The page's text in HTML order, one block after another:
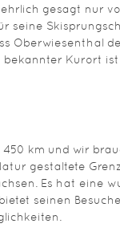
gesagt nur
seine
Oberwiesenthal
bekannter Kurort
km und wir
gestaltete
Es hat eine
seinen